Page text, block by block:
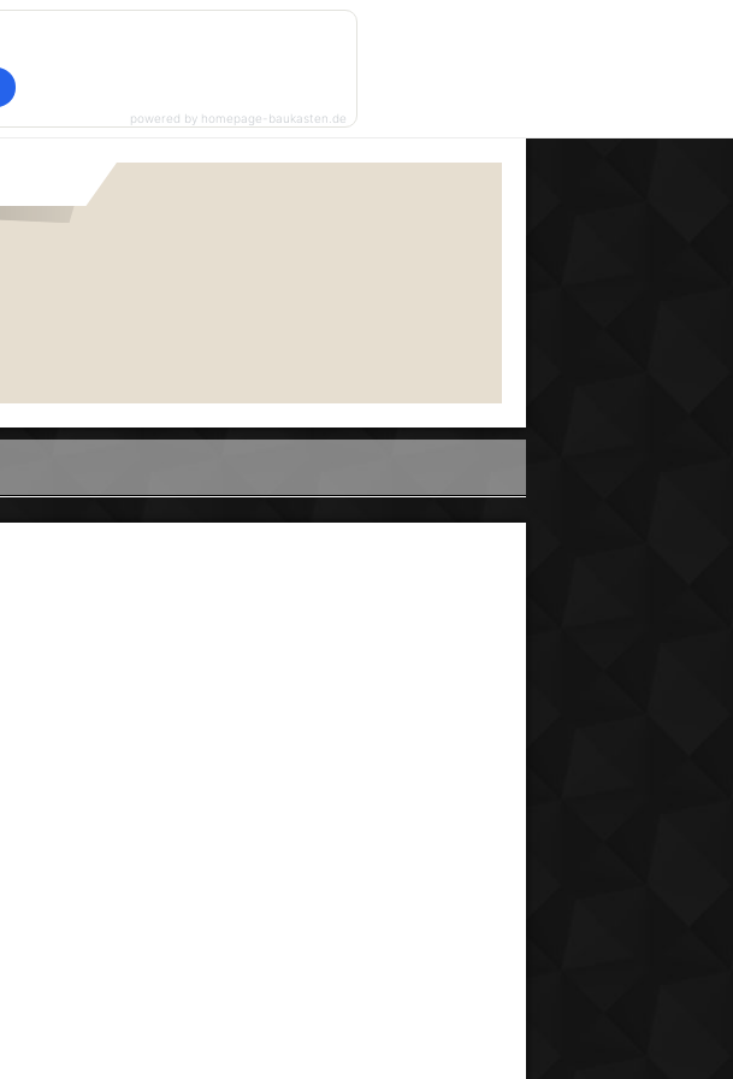
powered by homepage-baukasten.de